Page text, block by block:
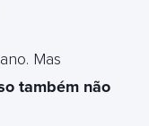
Mas
também não